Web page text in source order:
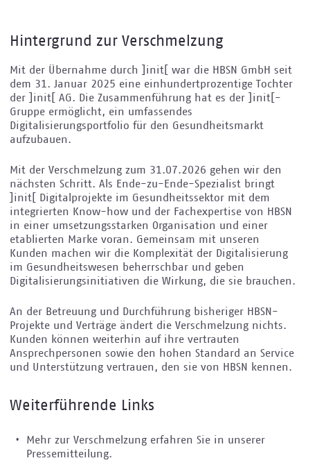
Hintergrund zur Verschmelzung
Mit der Übernahme durch ]init[ war die HBSN GmbH seit
dem 31. Januar 2025 eine einhundertprozentige Tochter
der ]init[ AG. Die Zusammenführung hat es der ]init[-
Gruppe ermöglicht, ein umfassendes
Digitalisierungsportfolio für den Gesundheitsmarkt
aufzubauen.
Mit der Verschmelzung zum 31.07.2026 gehen wir den
nächsten Schritt. Als Ende-zu-Ende-Spezialist bringt
]init[ Digitalprojekte im Gesundheitssektor mit dem
integrierten Know-how und der Fachexpertise von HBSN
in einer umsetzungsstarken Organisation und einer
etablierten Marke voran. Gemeinsam mit unseren
Kunden machen wir die Komplexität der Digitalisierung
im Gesundheitswesen beherrschbar und geben
Digitalisierungsinitiativen die Wirkung, die sie brauchen.
An der Betreuung und Durchführung bisheriger HBSN-
Projekte und Verträge ändert die Verschmelzung nichts.
Kunden können weiterhin auf ihre vertrauten
Ansprechpersonen sowie den hohen Standard an Service
und Unterstützung vertrauen, den sie von HBSN kennen.
Weiterführende Links
Mehr zur Verschmelzung erfahren Sie in unserer
Pressemitteilung.